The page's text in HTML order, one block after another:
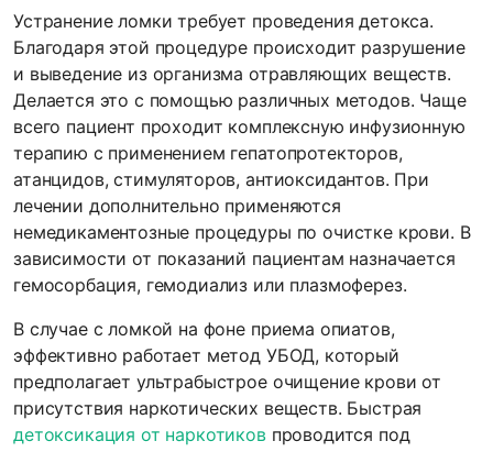
Устранение ломки требует проведения детокса.
Благодаря этой процедуре происходит разрушение
и выведение из организма отравляющих веществ.
Делается это с помощью различных методов. Чаще
всего пациент проходит комплексную инфузионную
терапию с применением гепатопротекторов,
атанцидов, стимуляторов, антиоксидантов. При
лечении дополнительно применяются
немедикаментозные процедуры по очистке крови. В
зависимости от показаний пациентам назначается
гемосорбация, гемодиализ или плазмоферез.
В случае с ломкой на фоне приема опиатов,
эффективно работает метод УБОД, который
предполагает ультрабыстрое очищение крови от
присутствия наркотических веществ. Быстрая
детоксикация от наркотиковпроводится под